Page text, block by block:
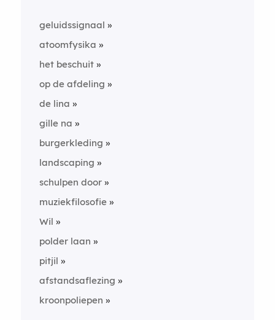
geluidssignaal
atoomfysika
het beschuit
op de afdeling
de lina
gille na
burgerkleding
landscaping
schulpen door
muziekfilosofie
Wil
polder laan
pitjil
afstandsaflezing
kroonpoliepen